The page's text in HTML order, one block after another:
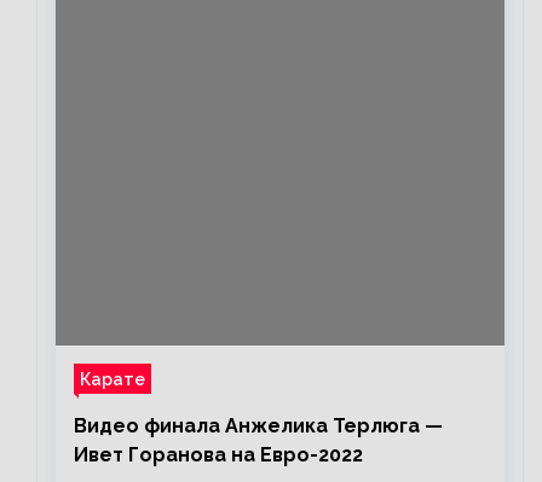
Карате
Видео финала Анжелика Терлюга —
Ивет Горанова на Евро-2022